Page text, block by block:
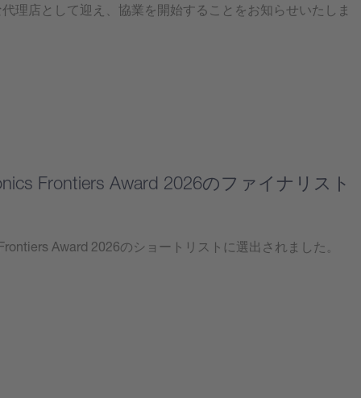
理店として迎え、協業を開始することをお知らせいたしま
Frontiers Award 2026のファイナリスト
Award 2026のショートリストに選出されました。